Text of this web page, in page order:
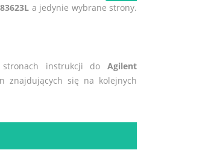
a jedynie wybrane strony.
instrukcji do Agilent
znajdujących się na kolejnych